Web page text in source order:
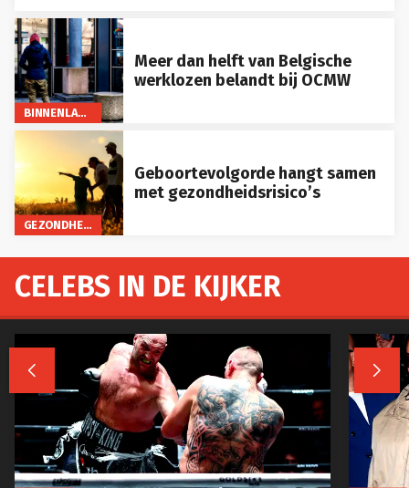
BINNENLAND
Meer dan helft van Belgische
werklozen belandt bij OCMW
GEZONDHEID
Geboortevolgorde hangt samen
met gezondheidsrisico’s
CELEBS IN DE KIJKER
 